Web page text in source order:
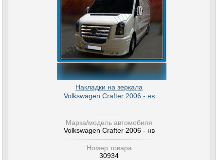
Накладки на зеркала
Volkswagen Crafter 2006 - нв
Марка/модель автомобиля
Volkswagen Crafter 2006 - нв
Номер товара
30934